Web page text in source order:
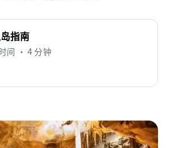
指南
间 • 4 分钟